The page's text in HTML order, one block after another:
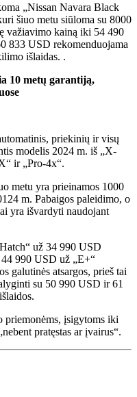
„Nissan Navara Black
šiuo metu siūloma su 8000
važiavimo kainą iki 54 490
833 USD rekomenduojama
išlaidas. .
10 metų garantiją,
priekinių ir visų
modelis 2024 m. iš „X-
ir „Pro-4x“.
metu yra prieinamos 1000
m. Pabaigos paleidimo, o
yra išvardyti naudojant
už 34 990 USD
990 USD už „E+“
galutinės atsargos, prieš tai
su 50 990 USD ir 61
priemonėms, įsigytoms iki
pratęstas ar įvairus“.